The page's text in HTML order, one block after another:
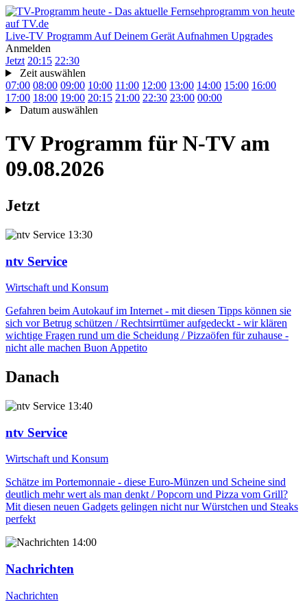
Live-TV Programm Auf Deinem Gerät Aufnahmen Upgrades
Anmelden
Jetzt 20:15 22:30
Zeit auswählen
07:00 08:00 09:00 10:00 11:00 12:00 13:00 14:00 15:00 16:00
17:00 18:00 19:00 20:15 21:00 22:30 23:00 00:00
Datum auswählen
TV Programm für N-TV am
09.08.2026
Jetzt
13:30
ntv Service
Wirtschaft und Konsum
Gefahren beim Autokauf im Internet - mit diesen Tipps können sie
sich vor Betrug schützen / Rechtsirrtümer aufgedeckt - wir klären
wichtige Fragen rund um die Scheidung / Pizzaöfen für zuhause -
nicht alle machen Buon Appetito
Danach
13:40
ntv Service
Wirtschaft und Konsum
Schätze im Portemonnaie - diese Euro-Münzen und Scheine sind
deutlich mehr wert als man denkt / Popcorn und Pizza vom Grill?
Mit diesen neuen Gadgets gelingen nicht nur Würstchen und Steaks
perfekt
14:00
Nachrichten
Nachrichten